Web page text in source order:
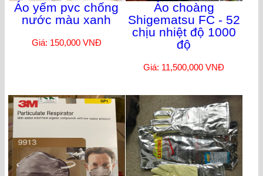
Áo yếm pvc chống
nước màu xanh
Giá: 150,000 VNĐ
Áo choàng
Shigematsu FC - 52
chịu nhiệt độ 1000
độ
Giá: 11,500,000 VNĐ